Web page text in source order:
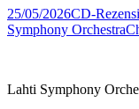
25/05/2026CD-
Symphony Orchestra
Lahti Symphony